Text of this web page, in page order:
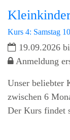
Kurs 4: Samstag
19.09.2026
Anmeldung
Unser beliebter
zwischen 6
Der Kurs findet